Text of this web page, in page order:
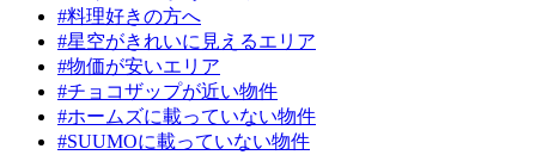
#料理好きの方へ
#星空がきれいに見えるエリア
#物価が安いエリア
#チョコザップが近い物件
#ホームズに載っていない物件
#SUUMOに載っていない物件